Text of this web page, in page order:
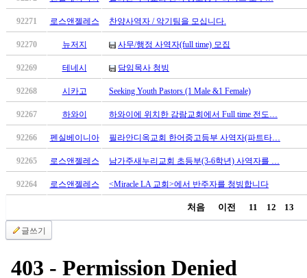
넷
minky
합
체
안
브
국
소
야
즐
92271 로스앤젤레스 찬양사역자 / 악기팀을 모십니다.
92270 뉴저지 사무/행정 사역자(full time) 모집
92269 테네시 담임목사 청빙
92268 시카고 Seeking Youth Pastors (1 Male &1 Female)
92267 하와이 하와이에 위치한 감람교회에서 Full time 전도…
92266 펜실베이니아 필라안디옥교회 한어중고등부 사역자(파트타…
92265 로스앤젤레스 남가주새누리교회 초등부(3-6학년) 사역자를 …
92264 로스앤젤레스 <Miracle LA 교회>에서 반주자를 청빙합니다
처음 이전 11 12 13
글쓰기